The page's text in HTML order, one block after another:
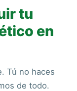
tu
en
Tú no haces
de todo.